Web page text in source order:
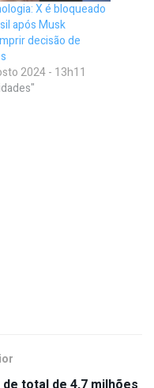
X é bloqueado
após Musk
decisão de
2024 - 13h11